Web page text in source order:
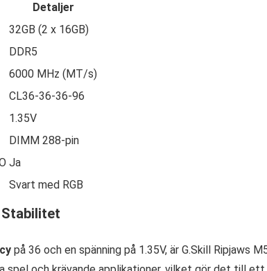
Detaljer
32GB (2 x 16GB)
DDR5
6000 MHz (MT/s)
CL36-36-36-96
1.35V
DIMM 288-pin
Ja
Svart med RGB
på 36 och en spänning på 1.35V, är G.Skill